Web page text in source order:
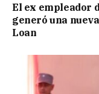
El ex empleador
generó una
Loan